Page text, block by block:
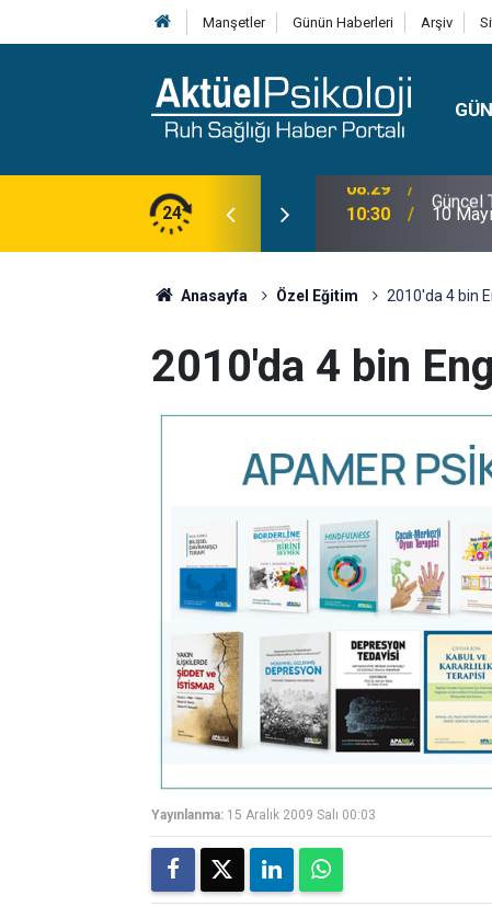
Manşetler Günün Haberleri Arşiv
24
Klinik Özellikleri, Tanı Kriterleri ve
10:30 10
Anasayfa Özel Eğitim 2010'da 4 bin
2010'da 4 bin
Yayınlanma: 15 Aralık 2009 Salı 00:03